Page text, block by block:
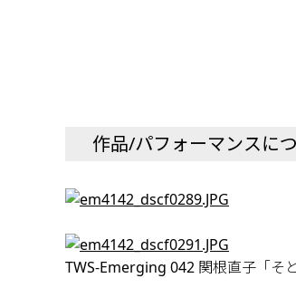
作品/パフォーマンスに
TWS-Emerging 042 関根直子「そ